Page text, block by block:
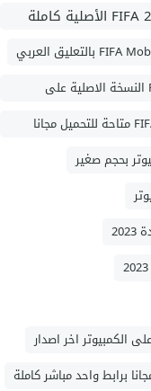
تنزيل لعبة فيفا 2023 للكمبيوترFIFA 23 الأصلية كاملة
نبذة عن تحميل لعبة 23 FIFA Mobile النسخة الاصلية على
لعبة فيفا موبايل 2023 FIFA 23 Mobile متاحة للتحميل مجانا